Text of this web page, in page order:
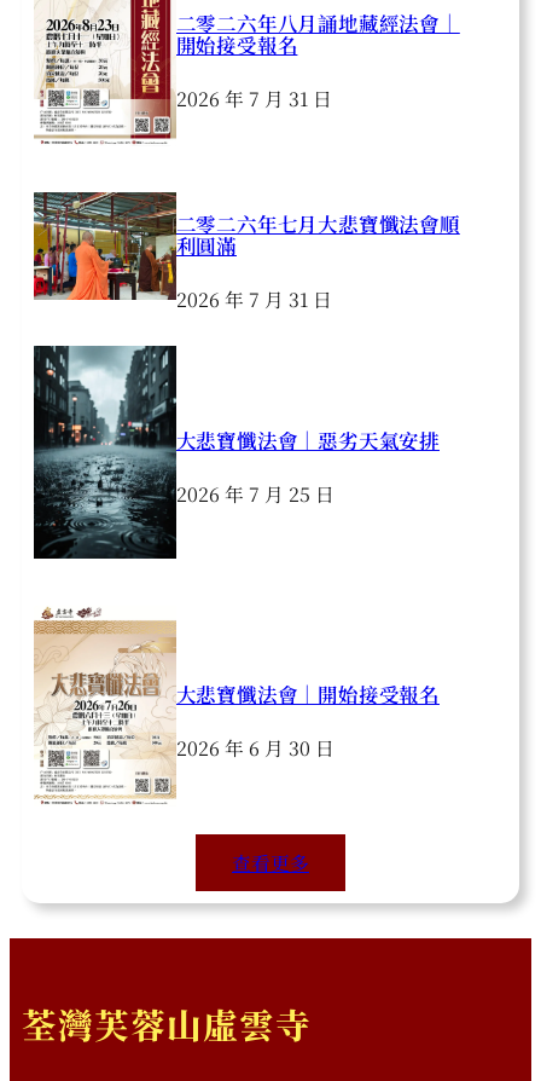
二零二六年八月誦地藏經法會｜
開始接受報名
2026 年 7 月 31 日
二零二六年七月大悲寶懺法會順
利圓滿
2026 年 7 月 31 日
大悲寶懺法會｜惡劣天氣安排
2026 年 7 月 25 日
大悲寶懺法會｜開始接受報名
2026 年 6 月 30 日
查看更多
荃灣芙蓉山虛雲寺